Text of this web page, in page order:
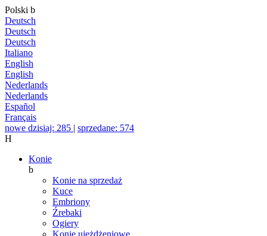
Polski b
Deutsch
Deutsch
Deutsch
Italiano
English
English
Nederlands
Nederlands
Español
Français
nowe dzisiaj: 285 | sprzedane: 574
H
Konie
b
Konie na sprzedaż
Kuce
Embriony
Źrebaki
Ogiery
Konie ujeżdżeniowe